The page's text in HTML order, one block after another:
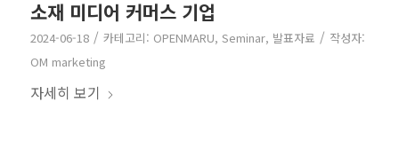
소재 미디어 커머스 기업
2024-06-18 / 카테고리: OPENMARU, Seminar, 발표자료 / 작성자:
OM marketing
자세히 보기